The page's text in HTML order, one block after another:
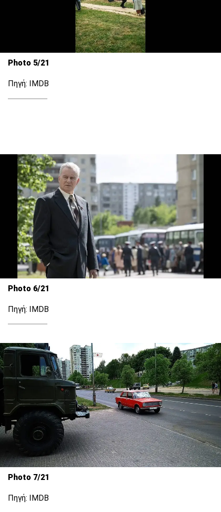
Photo 5/21
Πηγή: IMDB
Photo 6/21
Πηγή: IMDB
Photo 7/21
Πηγή: IMDB